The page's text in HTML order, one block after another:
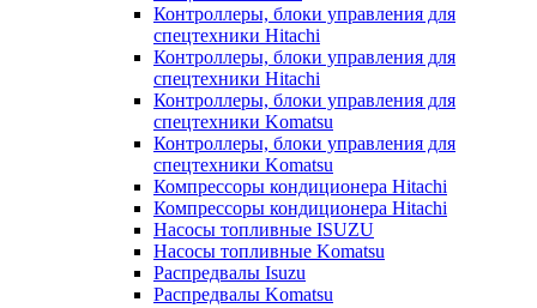
Контроллеры, блоки управления для
спецтехники Hitachi
Контроллеры, блоки управления для
спецтехники Hitachi
Контроллеры, блоки управления для
спецтехники Komatsu
Контроллеры, блоки управления для
спецтехники Komatsu
Компрессоры кондиционера Hitachi
Компрессоры кондиционера Hitachi
Насосы топливные ISUZU
Насосы топливные Komatsu
Распредвалы Isuzu
Распредвалы Komatsu